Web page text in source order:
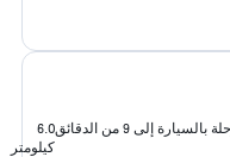
بالسيارة إلى 9 من الدقائق
6.0
كيلومتر